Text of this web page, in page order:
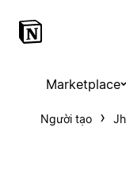
Marketplace
Người tạo